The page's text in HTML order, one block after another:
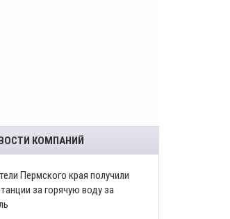
КОМПАНИЙ
Пермского края получили
за горячую воду за